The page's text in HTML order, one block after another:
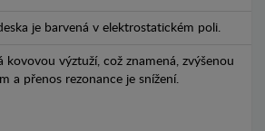
je barvená v elektrostatickém poli.
kovovou výztuží, což znamená, zvýšenou
a přenos rezonance je snížení.